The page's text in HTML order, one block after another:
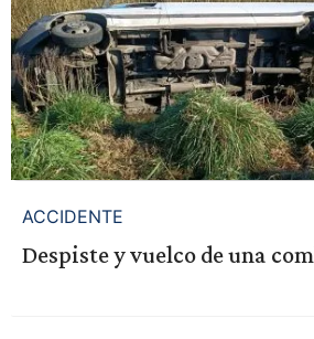
ACCIDENTE
Despiste y vuelco de una